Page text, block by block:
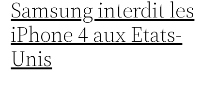
Samsung interdit les
iPhone 4 aux Etats-
Unis